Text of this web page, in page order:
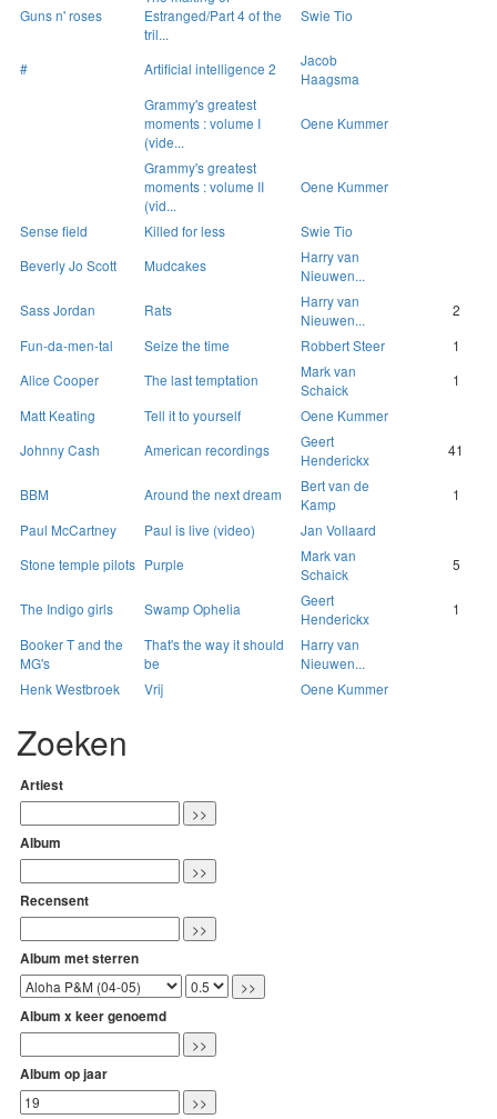
Guns n' roses
Estranged/Part 4 of the
tril...
Swie Tio
# Artificial intelligence 2
Jacob
Haagsma
Grammy's greatest
moments : volume I
(vide...
Oene Kummer
Grammy's greatest
moments : volume II
(vid...
Oene Kummer
Sense field Killed for less
Swie Tio
Beverly Jo Scott
Mudcakes
Harry van
Nieuwen...
Sass Jordan
Rats
Harry van
Nieuwen...
2
Fun-da-men-tal
Seize the time Robbert Steer
1
Alice Cooper
The last temptation
Mark van
Schaick
1
Matt Keating
Tell it to yourself
Oene Kummer
Johnny Cash
American recordings
Geert
Henderickx
41
BBM Around the next dream
Bert van de
Kamp
1
Paul McCartney
Paul is live (video)
Jan Vollaard
Stone temple pilots Purple
Mark van
Schaick
5
The Indigo girls Swamp Ophelia
Geert
Henderickx
1
Booker T and the
MG's
That's the way it should
be
Harry van
Nieuwen...
Henk Westbroek
Vrij Oene Kummer
Zoeken
Artiest
Album
Recensent
Album met sterren
Album x keer genoemd
Album op jaar